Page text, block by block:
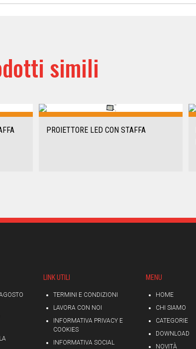
simili
PROIETTORE LED CON STAFFA
LINK UTILI
TERMINI E CONDIZIONI
LAVORA CON NOI
INFORMATIVA PRIVACY E
COOKIES
INFORMATIVA SOCIAL
MENU
HOME
CHI SIAMO
CATEGORIE
DOWNLOAD
NOVITÀ